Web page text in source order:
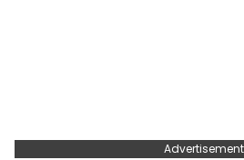
Advertisement